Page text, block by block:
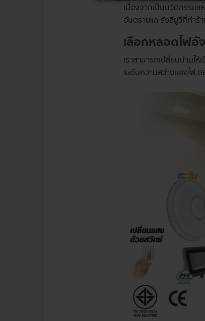
เนื่องจากเป็นนวัตกรรม
อันตรายและรังสียูวีที่ทำร้
เลือกหลอดไฟ
เราสามารถเปลี่ยนบ้านใ
ระดับความสว่างของไฟ